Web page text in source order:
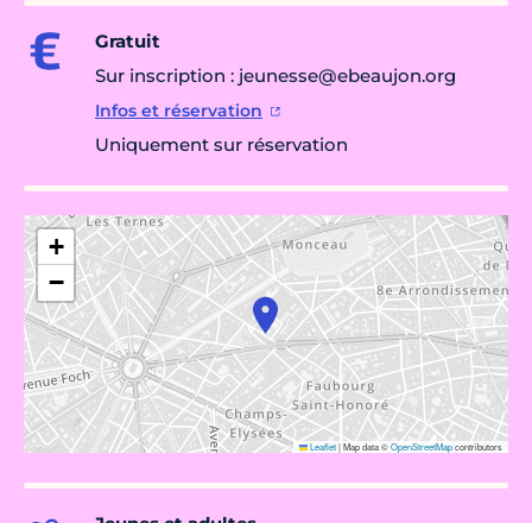
Gratuit
Sur inscription : jeunesse@ebeaujon.org
Infos et réservation
Uniquement sur réservation
+
−
Leaflet|Map data ©OpenStreetMapcontributors